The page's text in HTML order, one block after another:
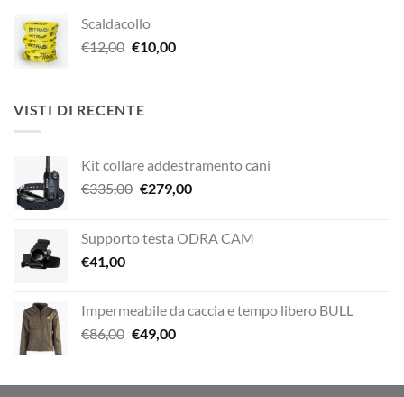
originale
era:
è:
Scaldacollo
€12,00 Il
era:
€12,00.
€10,00Il
VISTI DI RECENTE
Kit collare addestramento cani
€335,00 Il
era:
€279,00Il
è:
Supporto testa ODRA CAM
€41,00
Impermeabile da caccia e tempo libero BULL
€86,00 Il
era:
€49,00Il
è: